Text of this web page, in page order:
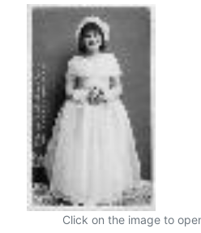
Click on the image to